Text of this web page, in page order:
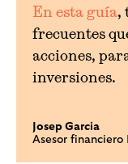
En esta guía,
frecuentes
acciones,
inversiones.
Josep Garcia
Asesor financiero